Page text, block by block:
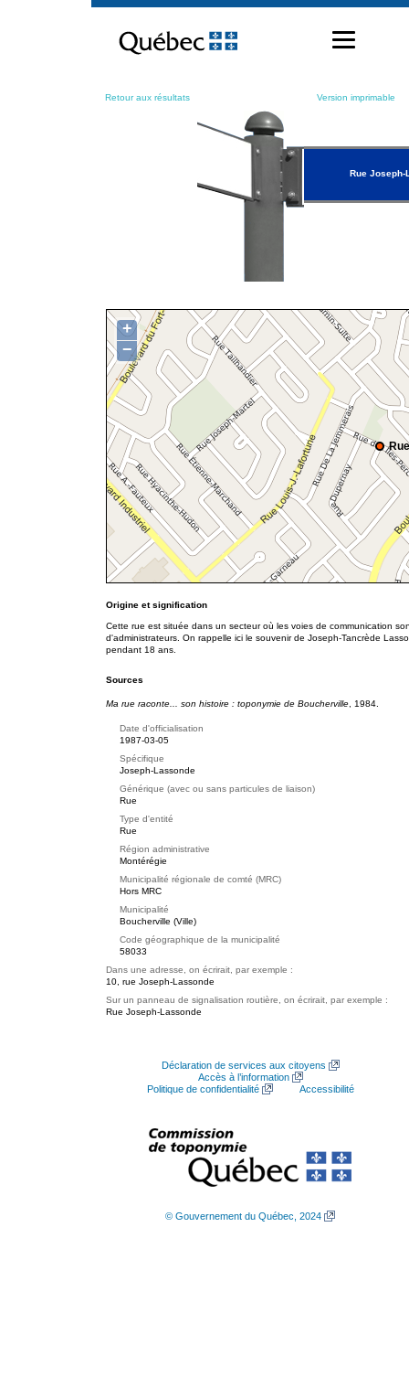
contenu
Retour aux résultats Version imprimable
Rue Joseph-
+
−
Origine et signification
Cette rue est située dans un secteur où les voies de communication
d'administrateurs. On rappelle ici le souvenir de Joseph-Tancrède
pendant 18 ans.
Sources
Ma rue raconte... son histoire : toponymie de Boucherville , 1984.
Date d'officialisation
1987-03-05
Spécifique
Joseph-Lassonde
Générique (avec ou sans particules de liaison)
Rue
Type d'entité
Rue
Région administrative
Montérégie
Municipalité régionale de comté (MRC)
Hors MRC
Municipalité
Boucherville (Ville)
Code géographique de la municipalité
58033
Dans une adresse, on écrirait, par exemple :
10, rue Joseph-Lassonde
Sur un panneau de signalisation routière, on écrirait, par exemple :
Rue Joseph-Lassonde
Déclaration de services aux citoyens
Accès à l’information
Politique de confidentialité
Accessibilité
© Gouvernement du Québec, 2024